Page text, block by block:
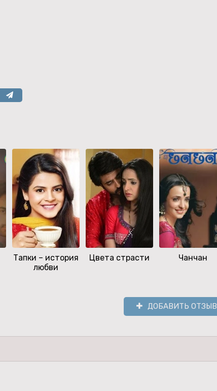
Тапки – история
любви
Цвета страсти Чанчан
ДОБАВИТЬ ОТЗЫВ